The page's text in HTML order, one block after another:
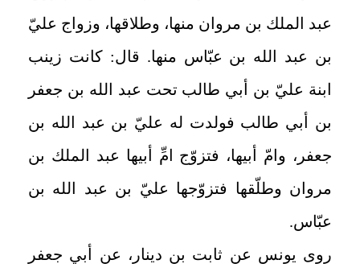
عبد الملك بن مروان منها، وطلاقها، وزواج عليّ
بن عبد الله بن عبّاس منها. قال: كانت زينب
ابنة عليّ بن أبي طالب تحت عبد الله بن جعفر
بن أبي طالب فولدت له عليّ بن عبد الله بن
جعفر، وامّ أبيها، فتزوّج امِّ أبيها عبد الملك بن
مروان وطلّقها فتزوّجها عليّ بن عبد الله بن
عبّاس.
روى يونس عن ثابت بن دينار، عن أبي جعفر